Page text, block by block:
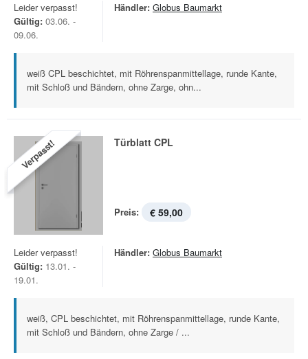
Leider verpasst!
Gültig: 03.06. -
09.06.
Händler: Globus Baumarkt
weiß CPL beschichtet, mit Röhrenspanmittellage, runde Kante,
mit Schloß und Bändern, ohne Zarge, ohn...
Verpasst! Türblatt CPL
Preis: € 59,00
Leider verpasst!
Gültig: 13.01. -
19.01.
Händler: Globus Baumarkt
weiß, CPL beschichtet, mit Röhrenspanmittellage, runde Kante,
mit Schloß und Bändern, ohne Zarge / ...